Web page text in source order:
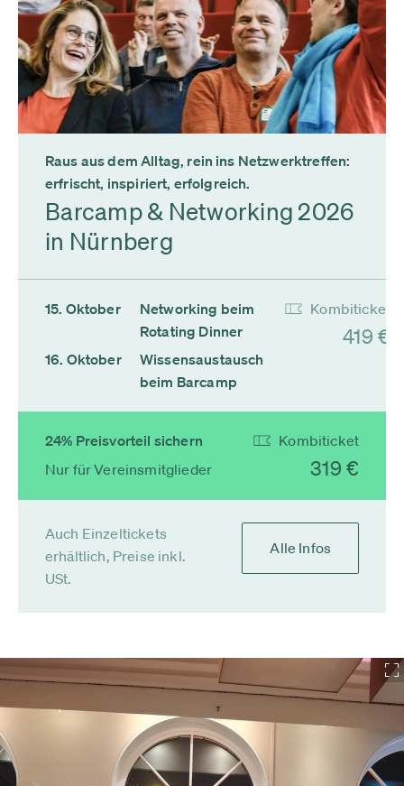
Raus aus dem Alltag, rein ins Netzwerktreffen:
erfrischt, inspiriert, erfolgreich.
Barcamp & Networking 2026
in Nürnberg
15. Oktober
Networking beim
Rotating Dinner
16. Oktober
Wissensaustausch
beim Barcamp
Kombiticket
419 €
24% Preisvorteil sichern
Nur für Vereinsmitglieder
Kombiticket
319 €
Auch Einzeltickets
erhältlich, Preise inkl.
USt.
Alle Infos